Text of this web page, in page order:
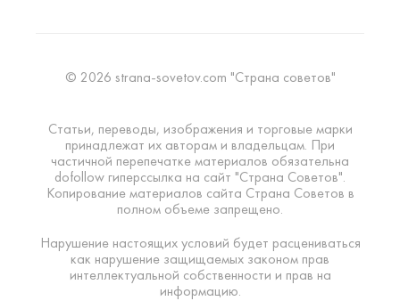
© 2026 strana-sovetov.com "Страна советов"
Статьи, переводы, изображения и торговые марки
принадлежат их авторам и владельцам. При
частичной перепечатке материалов обязательна
dofollow гиперссылка на сайт "Страна Советов".
Копирование материалов сайта Страна Советов в
полном объеме запрещено.
Нарушение настоящих условий будет расцениваться
как нарушение защищаемых законом прав
интеллектуальной собственности и прав на
информацию.